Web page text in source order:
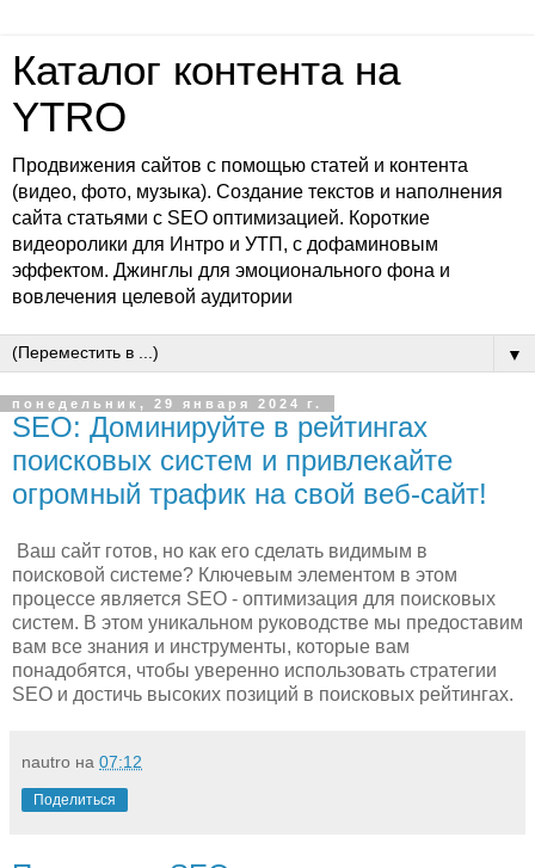
Каталог контента на
YTRO
Продвижения сайтов с помощью статей и контента
(видео, фото, музыка). Создание текстов и наполнения
сайта статьями с SEO оптимизацией. Короткие
видеоролики для Интро и УТП, с дофаминовым
эффектом. Джинглы для эмоционального фона и
вовлечения целевой аудитории
▼
понедельник, 29 января 2024 г.
SEO: Доминируйте в рейтингах
поисковых систем и привлекайте
огромный трафик на свой веб-сайт!
Ваш сайт готов, но как его сделать видимым в
поисковой системе? Ключевым элементом в этом
процессе является SEO - оптимизация для поисковых
систем. В этом уникальном руководстве мы предоставим
вам все знания и инструменты, которые вам
понадобятся, чтобы уверенно использовать стратегии
SEO и достичь высоких позиций в поисковых рейтингах.
nautro на 07:12
Поделиться